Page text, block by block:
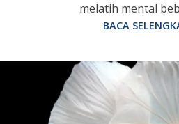
melatih mental
BACA